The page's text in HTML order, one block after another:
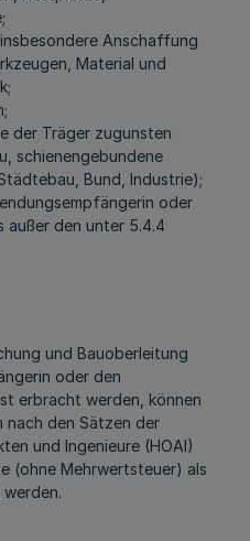
Anschaffung
Material und
der Träger zugunsten
schienengebundene
Bund, Industrie);
oder
außer den unter 5.4.4
und Bauoberleitung
oder den
erbracht werden, können
nach den Sätzen der
und Ingenieure (HOAI)
(ohne Mehrwertsteuer) als